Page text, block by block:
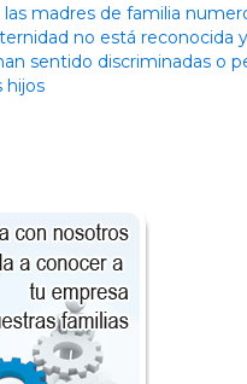
las madres de familia
no está reconocida
sentido discriminadas o
hijos